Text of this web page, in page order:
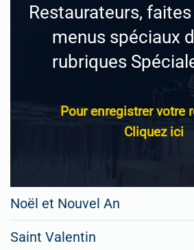
Restaurateurs,
menus spéciaux
rubriques
Pour enregistrer votre
Cliquez ici
Noël et Nouvel An
Saint Valentin